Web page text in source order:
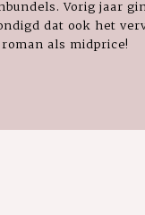
Vorig jaar
dat ook het
als midprice!